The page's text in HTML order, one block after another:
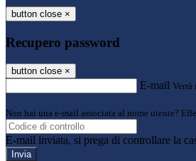
button close ×
Recupero password
button close ×
E-mail Verrà
Non hai una e-mail associata al nome utente?
E-mail inviata, si prega di controllare la